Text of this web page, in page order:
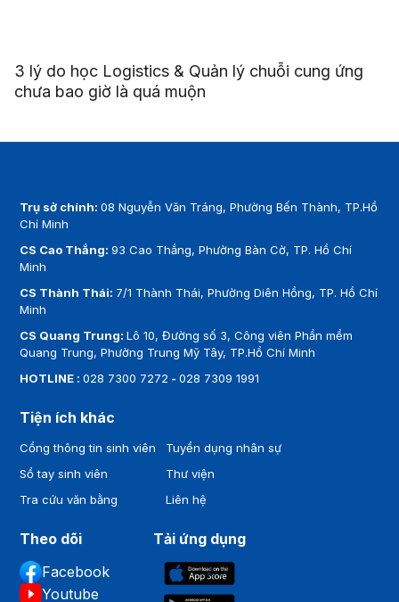
3 lý do học Logistics & Quản lý chuỗi cung ứng
chưa bao giờ là quá muộn
Trụ sở chính:08 Nguyễn Văn Tráng, Phường Bến Thành, TP.Hồ
Chí Minh
CS Cao Thắng:93 Cao Thắng, Phường Bàn Cờ, TP. Hồ Chí
Minh
CS Thành Thái: 7/1 Thành Thái, Phường Diên Hồng, TP. Hồ Chí
Minh
CS Quang Trung:Lô 10, Đường số 3, Công viên Phần mềm
Quang Trung, Phường Trung Mỹ Tây, TP.Hồ Chí Minh
HOTLINE :028 7300 7272 -028 7309 1991
Tiện ích khác
Cổng thông tin sinh viên
Sổ tay sinh viên
Tra cứu văn bằng
Tuyển dụng nhân sự
Thư viện
Liên hệ
Theo dõi
Facebook
Youtube
Tải ứng dụng